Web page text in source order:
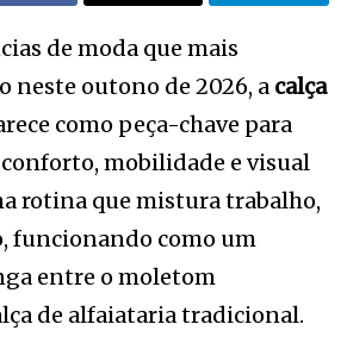
de moda que mais
neste outono de 2026, a calça
como peça-chave para
mobilidade e visual
rotina que mistura trabalho,
funcionando como um
entre o moletom
de alfaiataria tradicional.